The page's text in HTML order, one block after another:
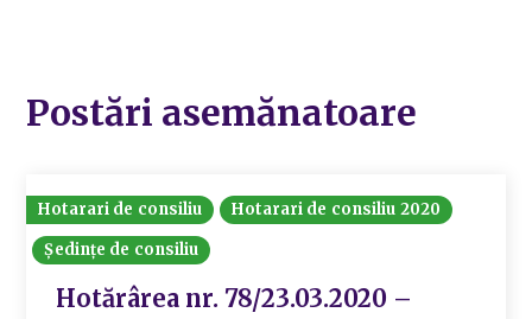
Postări asemănatoare
Hotarari de consiliu
Hotarari de consiliu 2020
Ședințe de consiliu
Hotărârea nr. 78/23.03.2020 –